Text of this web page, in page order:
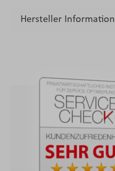
Hersteller